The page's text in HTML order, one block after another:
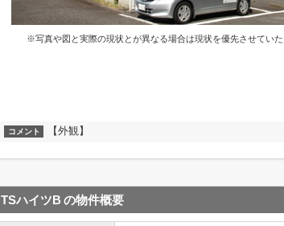
※写真や図と実際の現状とが異なる場合は現状を優先させてい
コメント 【外観】
TSハイツB の物件概要